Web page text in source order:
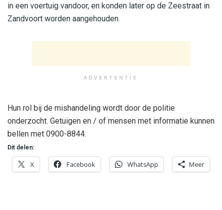
in een voertuig vandoor, en konden later op de Zeestraat in
Zandvoort worden aangehouden.
ADVERTENTIE
Hun rol bij de mishandeling wordt door de politie
onderzocht. Getuigen en / of mensen met informatie kunnen
bellen met 0900-8844.
Dit delen:
X Facebook WhatsApp Meer